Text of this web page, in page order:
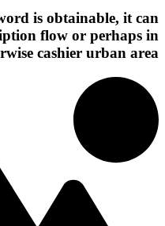
is obtainable, it can
flow or perhaps in
cashier urban area